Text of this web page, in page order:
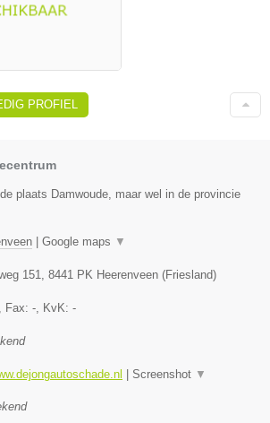
PROFIEL
plaats Damwoude, maar wel in de provincie
Google maps ▼
151, 8441 PK Heerenveen (Friesland)
, Fax: -, KvK: -
Screenshot ▼